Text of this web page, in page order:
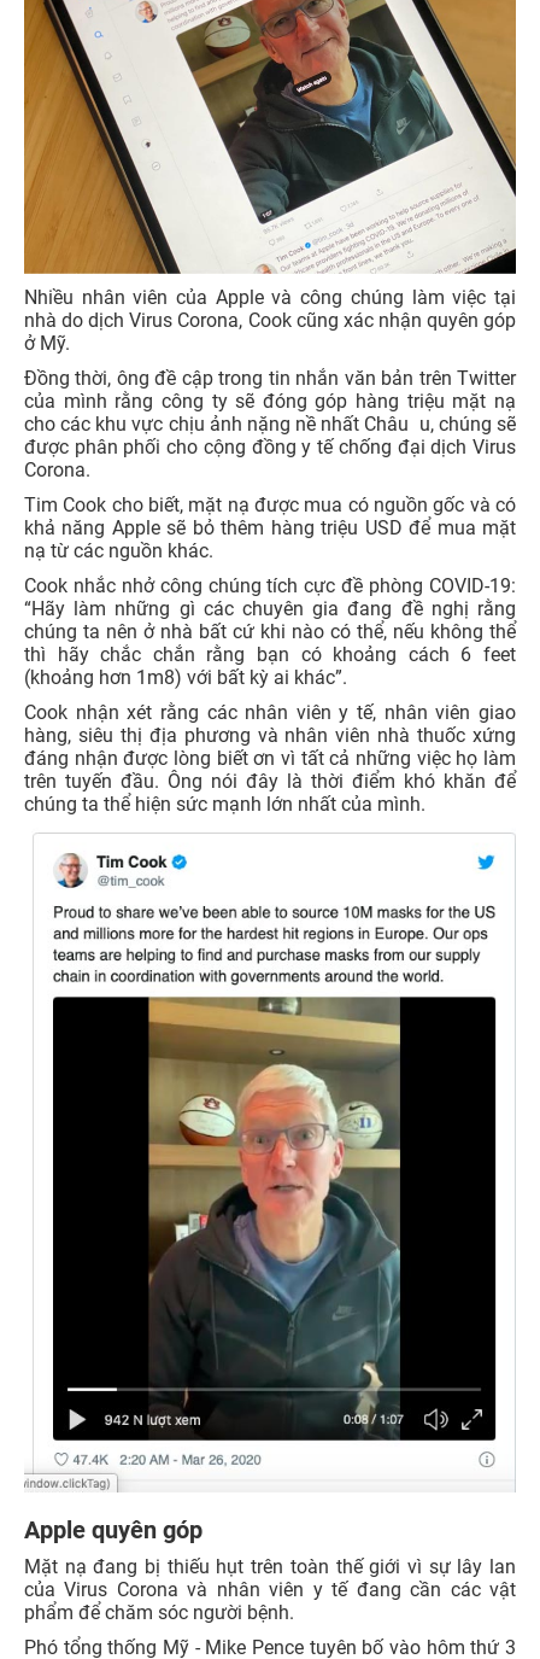
Nhiều nhân viên của Apple và công chúng làm việc tại
nhà do dịch Virus Corona, Cook cũng xác nhận quyên góp
ở Mỹ.
Đồng thời, ông đề cập trong tin nhắn văn bản trên Twitter
của mình rằng công ty sẽ đóng góp hàng triệu mặt nạ
cho các khu vực chịu ảnh nặng nề nhất Châu u, chúng sẽ
được phân phối cho cộng đồng y tế chống đại dịch Virus
Corona.
Tim Cook cho biết, mặt nạ được mua có nguồn gốc và có
khả năng Apple sẽ bỏ thêm hàng triệu USD để mua mặt
nạ từ các nguồn khác.
Cook nhắc nhở công chúng tích cực đề phòng COVID-19:
“Hãy làm những gì các chuyên gia đang đề nghị rằng
chúng ta nên ở nhà bất cứ khi nào có thể, nếu không thể
thì hãy chắc chắn rằng bạn có khoảng cách 6 feet
(khoảng hơn 1m8) với bất kỳ ai khác”.
Cook nhận xét rằng các nhân viên y tế, nhân viên giao
hàng, siêu thị địa phương và nhân viên nhà thuốc xứng
đáng nhận được lòng biết ơn vì tất cả những việc họ làm
trên tuyến đầu. Ông nói đây là thời điểm khó khăn để
chúng ta thể hiện sức mạnh lớn nhất của mình.
Apple quyên góp
Mặt nạ đang bị thiếu hụt trên toàn thế giới vì sự lây lan
của Virus Corona và nhân viên y tế đang cần các vật
phẩm để chăm sóc người bệnh.
Phó tổng thống Mỹ - Mike Pence tuyên bố vào hôm thứ 3